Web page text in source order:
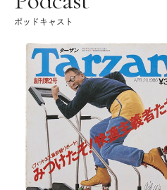
ポッドキャスト